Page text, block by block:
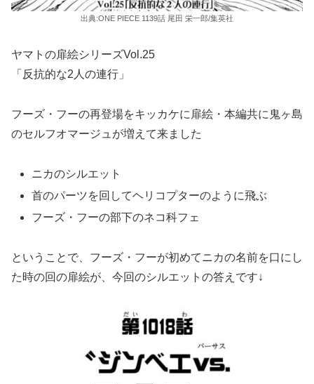
出典:ONE PIECE 1139話 尾田 栄一郎/集英社
ヤマトの扉絵シリーズVol.25
「反抗的な2人の連行」
フーズ・フーの再登場をキッカケに扉絵・本編共に鬼ヶ島
のセルフオマージュが増えて来ました
ニカのシルエット
首のパーツを回してヘリコプターのように飛ぶ
フーズ・フーの部下のネコ科フェ
ということで、フーズ・フーが初めてニカの名前を口にし
た時の回の扉絵が、今回のシルエットの答えです↓